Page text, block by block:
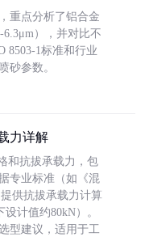
重点分析了铝合金
6.3μm），并对比不
8503-1标准和行业
砂参数。
力详解
和抗拔承载力，包
专业标准（如《混
供抗拔承载力计算
计值约80kN）。
型建议，适用于工